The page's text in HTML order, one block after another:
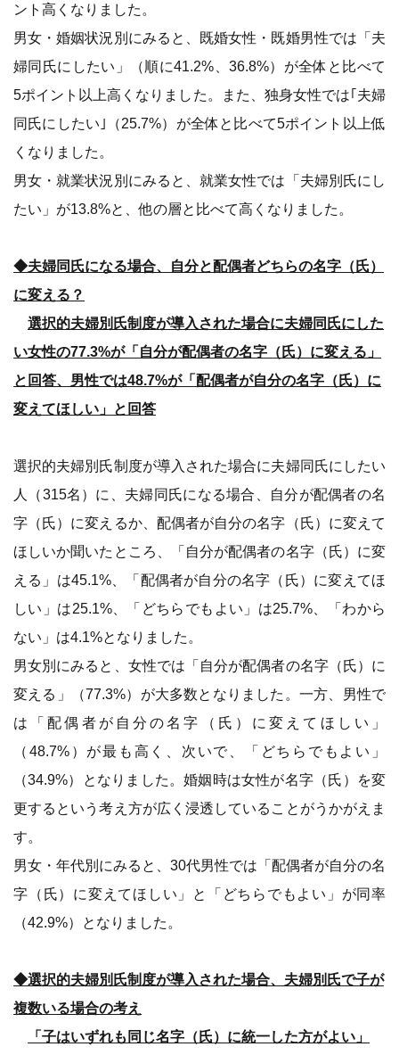
ント高くなりました。
男女・婚姻状況別にみると、既婚女性・既婚男性では「夫
婦同氏にしたい」（順に41.2%、36.8%）が全体と比べて
5ポイント以上高くなりました。また、独身女性では｢夫婦
同氏にしたい｣（25.7%）が全体と比べて5ポイント以上低
くなりました。
男女・就業状況別にみると、就業女性では「夫婦別氏にし
たい」が13.8%と、他の層と比べて高くなりました。
◆夫婦同氏になる場合、自分と配偶者どちらの名字（氏）
に変える？
選択的夫婦別氏制度が導入された場合に夫婦同氏にした
い女性の77.3%が「自分が配偶者の名字（氏）に変える」
と回答、男性では48.7%が「配偶者が自分の名字（氏）に
変えてほしい」と回答
選択的夫婦別氏制度が導入された場合に夫婦同氏にしたい
人（315名）に、夫婦同氏になる場合、自分が配偶者の名
字（氏）に変えるか、配偶者が自分の名字（氏）に変えて
ほしいか聞いたところ、「自分が配偶者の名字（氏）に変
える」は45.1%、「配偶者が自分の名字（氏）に変えてほ
しい」は25.1%、「どちらでもよい」は25.7%、「わから
ない」は4.1%となりました。
男女別にみると、女性では「自分が配偶者の名字（氏）に
変える」（77.3%）が大多数となりました。一方、男性で
は「配偶者が自分の名字（氏）に変えてほしい」
（48.7%）が最も高く、次いで、「どちらでもよい」
（34.9%）となりました。婚姻時は女性が名字（氏）を変
更するという考え方が広く浸透していることがうかがえま
す。
男女・年代別にみると、30代男性では「配偶者が自分の名
字（氏）に変えてほしい」と「どちらでもよい」が同率
（42.9%）となりました。
◆選択的夫婦別氏制度が導入された場合、夫婦別氏で子が
複数いる場合の考え
「子はいずれも同じ名字（氏）に統一した方がよい」